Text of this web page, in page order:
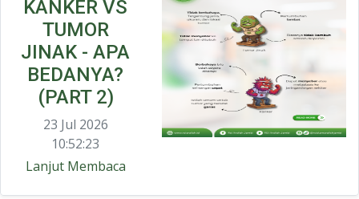
KANKER VS
TUMOR
JINAK - APA
BEDANYA?
(PART 2)
23 Jul 2026
10:52:23
Lanjut Membaca